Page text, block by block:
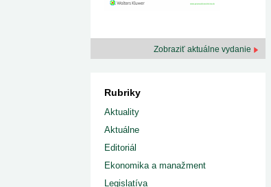
Ministerstvo zdravotníctva zverejnilo
29. 6. 2026
redakcia
Rezort zdravotníctva zverejnil zoznam
Výzva na podporu dostupnosti zdravotnej
22. 6. 2026
Od 1. augusta
Zobraziť aktuálne vydanie
Rubriky
Aktuality
Aktuálne
Editoriál
Ekonomika a manažment
Legislatíva